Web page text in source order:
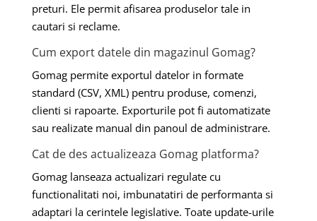
preturi. Ele permit afisarea produselor tale in
cautari si reclame.
Cum export datele din magazinul Gomag?
Gomag permite exportul datelor in formate
standard (CSV, XML) pentru produse, comenzi,
clienti si rapoarte. Exporturile pot fi automatizate
sau realizate manual din panoul de administrare.
Cat de des actualizeaza Gomag platforma?
Gomag lanseaza actualizari regulate cu
functionalitati noi, imbunatatiri de performanta si
adaptari la cerintele legislative. Toate update-urile